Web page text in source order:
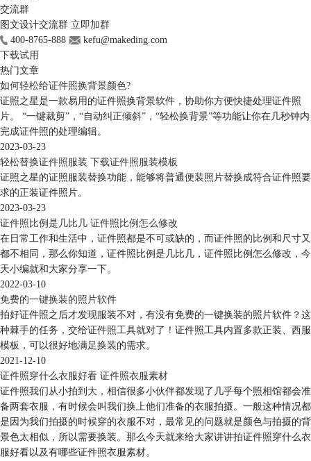
交流群
图文设计交流群 立即加群
400-8765-888
kefu@makeding.com
下载试用
热门文章
如何轻松给证件照换背景颜色?
证照之星是一款易用的证件照换背景软件，协助你方便快捷处理证件照
片。 “一键裁剪”，“自动纠正倾斜”，“轻松换背景”等功能让你在几秒钟内
完成证件照的处理编辑。
2023-03-23
轻松替换证件照服装 下载证件照服装模板
证照之星的证照服装替换功能，能够将普通便装照片替换成符合证件照要
求的正装证件照片。
2023-03-23
证件照比例是几比几 证件照比例怎么修改
在日常工作和生活中，证件照都是不可或缺的，而证件照的比例和尺寸又
都不相同，那么你知道，证件照比例是几比几，证件照比例怎么修改，今
天小编就和大家分享一下。
2022-03-10
免费的一键换装的照片软件
拍好证件照之后才发现服装不对，有没有免费的一键换装的照片软件？这
种棘手的任务，交给证件照工具就对了！证件照工具内置多款正装、西服
模板，可以很好地满足换装的需求。
2021-12-10
证件照穿什么衣服好看 证件照衣服素材
证件照我们从小拍到大，相信很多小伙伴都发现了几乎每个照相馆都会准
备两套衣服，有时候会叫我们换上他们准备的衣服拍摄。一般这种情况都
是因为我们拍摄的时候穿的衣服不对，最常见的问题就是颜色与拍摄的背
景色太相似，所以需要换装。那么今天就来给大家讲讲拍证件照穿什么衣
服好看以及有哪些证件照衣服素材。